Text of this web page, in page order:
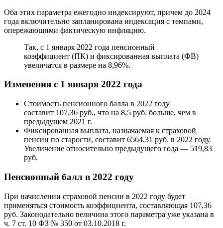
Оба этих параметра ежегодно индексируют, причем до 2024
года включительно запланирована индексация с темпами,
опережающими фактическую инфляцию.
Так, с 1 января 2022 года пенсионный
коэффициент (ПК) и фиксированная выплата (ФВ)
увеличатся в размере на 8,96%.
Изменения с 1 января 2022 года
Стоимость пенсионного балла в 2022 году
составит 107,36 руб., что на 8,5 руб. больше, чем в
предыдущем 2021 г.
Фиксированная выплата, назначаемая к страховой
пенсии по старости, составит 6564,31 руб. в 2022 году.
Увеличение относительно предыдущего года — 519,83
руб.
Пенсионный балл в 2022 году
При начислении страховой пенсии в 2022 году будет
применяться стоимость коэффициента, составляющая 107,36
руб. Законодательно величина этого параметра уже указана в
ч. 7 ст. 10 ФЗ № 350 от 03.10.2018 г.